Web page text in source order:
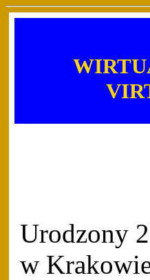
Urodzony
w